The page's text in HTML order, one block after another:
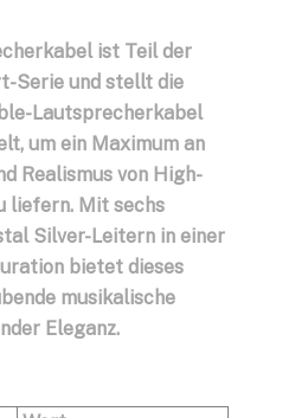
ist Teil der
Serie und stellt die
Lautsprecherkabel
um ein Maximum an
Realismus von High-
liefern. Mit sechs
Silver-Leitern in einer
bietet dieses
musikalische
Eleganz.